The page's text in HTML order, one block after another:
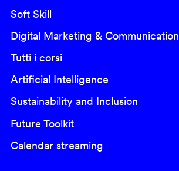
Soft Skill
Digital Marketing & Communication
Tutti i corsi
Artificial Intelligence
Sustainability and Inclusion
Future Toolkit
Calendar streaming